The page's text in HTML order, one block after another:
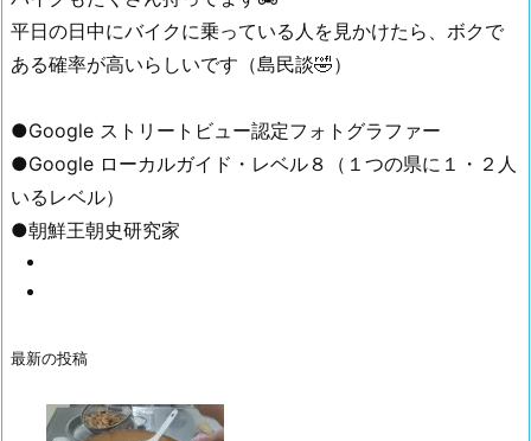
平日の日中にバイクに乗っている人を見かけたら、ボクで
ある確率が高いらしいです（島民談🤣）
●Google ストリートビュー認定フォトグラファー
●Google ローカルガイド・レベル８（１つの県に１・２人
いるレベル）
●朝鮮王朝史研究家
最新の投稿